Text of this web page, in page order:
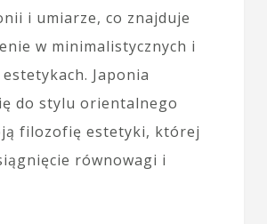
i umiarze, co znajduje
w minimalistycznych i
Japonia
do stylu orientalnego
filozofię estetyki, której
równowagi i